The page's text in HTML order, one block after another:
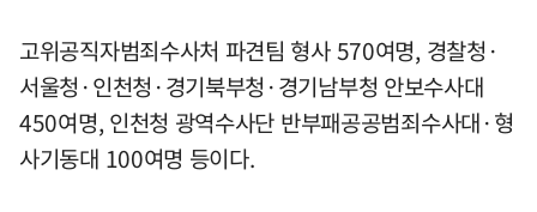
고위공직자범죄수사처 파견팀 형사 570여명, 경찰청·
서울청·인천청·경기북부청·경기남부청 안보수사대
450여명, 인천청 광역수사단 반부패공공범죄수사대·형
사기동대 100여명 등이다.